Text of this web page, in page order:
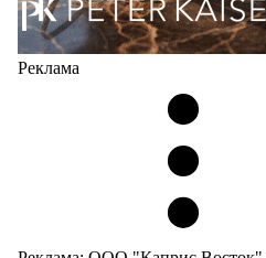
Реклама